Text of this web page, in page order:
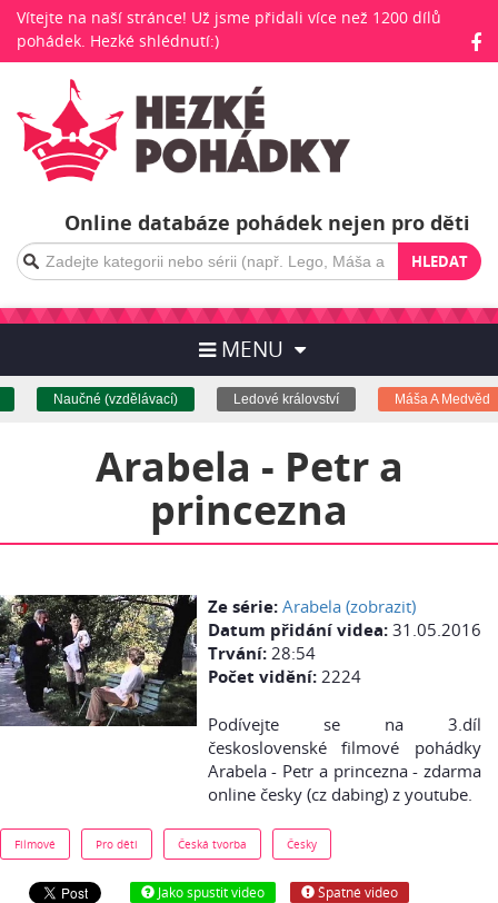
Vítejte na naší stránce! Už jsme přidali více než 1200 dílů
pohádek. Hezké shlédnutí:)
Online databáze pohádek nejen pro děti
HLEDAT
MENU
Naučné (vzdělávací) Ledové království Máša A Medvěd
Arabela - Petr a
princezna
Ze série: Arabela (zobrazit)
Datum přidání videa: 31.05.2016
Trvání: 28:54
Počet vidění: 2224
Podívejte se na 3.díl
československé filmové pohádky
Arabela - Petr a princezna - zdarma
online česky (cz dabing) z youtube.
Filmové Pro děti Česká tvorba Česky
Jako spustit video Špatné video